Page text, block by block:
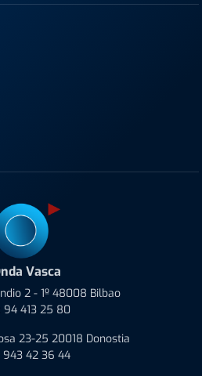
Vasca
2 - 1º 48008 Bilbao
94 413 25 80
23-25 20018 Donostia
943 42 36 44